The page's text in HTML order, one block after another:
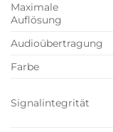
Maximale
Auflösung
Audioübertragung
Farbe
Signalintegrität